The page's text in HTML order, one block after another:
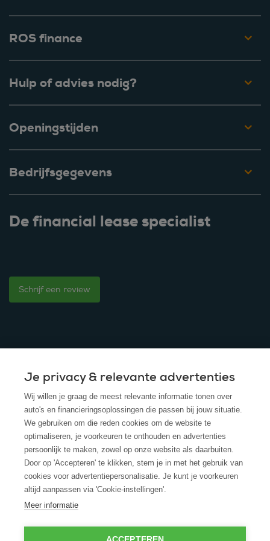
ROS finance
Hulp of advies nodig?
Openingstijden
Bedrijfsgegevens
De financial lease specialist
Schrijf een review
© 2025 - ROS Krediet Service
Algemene Voorwaarden
Disclaimer
Privacy Policy
Cookies
Cookie policy
Je privacy & relevante advertenties
Wij willen je graag de meest relevante informatie tonen over
auto's en financieringsoplossingen die passen bij jouw situatie.
We gebruiken om die reden cookies om de website te
optimaliseren, je voorkeuren te onthouden en advertenties
persoonlijk te maken, zowel op onze website als daarbuiten.
Door op 'Accepteren' te klikken, stem je in met het gebruik van
cookies voor advertentiepersonalisatie. Je kunt je voorkeuren
altijd aanpassen via 'Cookie-instellingen'.
Meer informatie